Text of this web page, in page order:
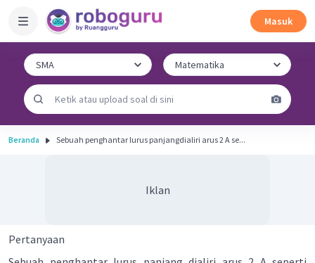
Masuk
Beranda Sebuah penghantar lurus panjangdialiri arus 2 A se...
Iklan
Pertanyaan